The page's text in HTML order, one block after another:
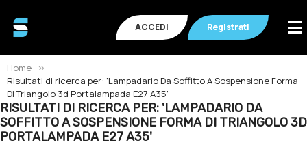
ACCEDI Registrati
Home
Risultati di ricerca per: 'Lampadario Da Soffitto A Sospensione Forma
Di Triangolo 3d Portalampada E27 A35'
RISULTATI DI RICERCA PER: 'LAMPADARIO DA
SOFFITTO A SOSPENSIONE FORMA DI TRIANGOLO 3D
PORTALAMPADA E27 A35'